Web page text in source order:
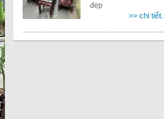
đẹp
>> chi tiết...